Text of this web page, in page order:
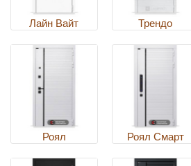
Лайн Вайт Трендо
Роял Роял Смарт